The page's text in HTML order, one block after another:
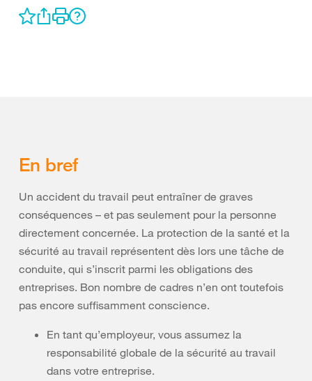
En bref
Un accident du travail peut entraîner de graves
conséquences – et pas seulement pour la personne
directement concernée. La protection de la santé et la
sécurité au travail représentent dès lors une tâche de
conduite, qui s’inscrit parmi les obligations des
entreprises. Bon nombre de cadres n’en ont toutefois
pas encore suffisamment conscience.
En tant qu’employeur, vous assumez la
responsabilité globale de la sécurité au travail
dans votre entreprise.